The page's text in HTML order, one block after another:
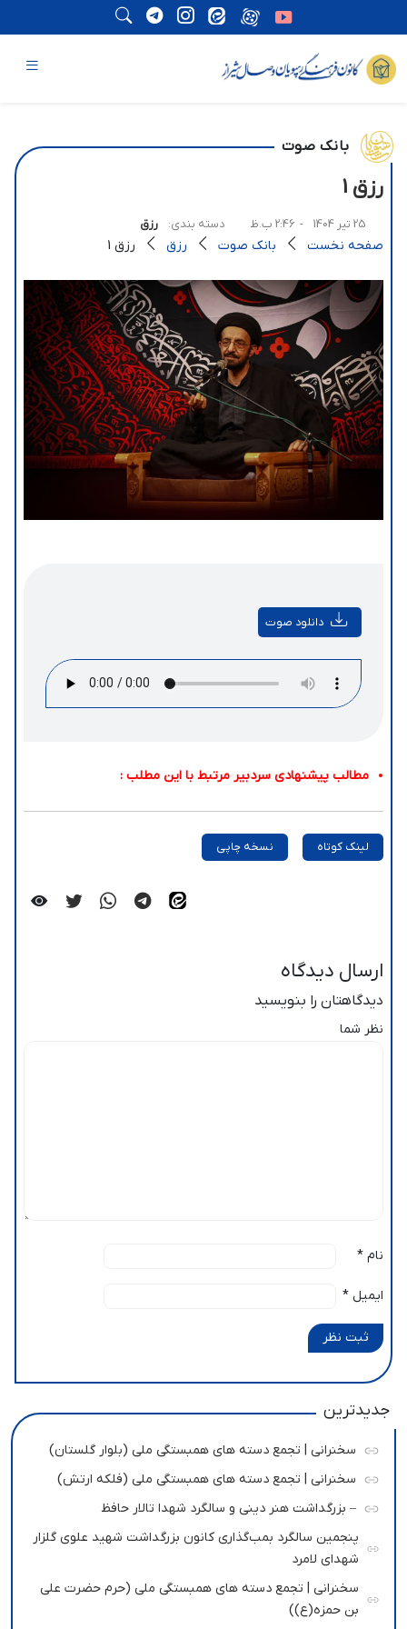
بانک صوت
رزق 1
25 تیر 1404 - 2:46 ب.ظ دسته بندی: رزق
صفحه نخست بانک صوت رزق رزق 1
دانلود صوت
مطالب پیشنهادی سردبیر مرتبط با این مطلب :
لینک کوتاه نسخه چاپی
ارسال دیدگاه
دیدگاهتان را بنویسید
نظر شما
نام *
ایمیل *
ثبت نظر
جدیدترین
سخنرانی | تجمع دسته های همبستگی ملی (بلوار گلستان)
سخنرانی | تجمع دسته های همبستگی ملی (فلکه ارتش)
– بزرگداشت هنر دینی و سالگرد شهدا تالار حافظ
پنجمین سالگرد بمب‌گذاری کانون بزرگداشت شهید علوی گلزار
شهدای لامرد
سخنرانی | تجمع دسته های همبستگی ملی (حرم حضرت علی
بن حمزه(ع))